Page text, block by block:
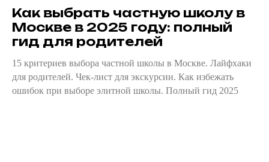
Как выбрать частную школу в
Москве в 2025 году: полный
гид для родителей
15 критериев выбора частной школы в Москве. Лайфхаки
для родителей. Чек-лист для экскурсии. Как избежать
ошибок при выборе элитной школы. Полный гид 2025